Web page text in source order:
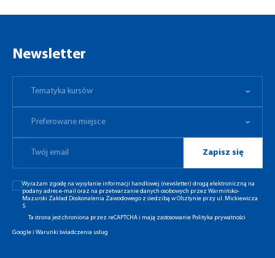
Newsletter
Tematyka kursów
Preferowane miejsce
Zapisz się
Wyrażam zgodę na wysyłanie informacji handlowej (newsletter) drogą elektroniczną na
podany adres e-mail oraz na przetwarzanie danych osobowych przez Warmińsko-
Mazurski Zakład Doskonalenia Zawodowego z siedzibą w Olsztynie przy ul. Mickiewicza
5.
Ta strona jest chroniona przez reCAPTCHA i mają zastosowanie Polityka prywatności
Googlei Warunki świadczenia usług